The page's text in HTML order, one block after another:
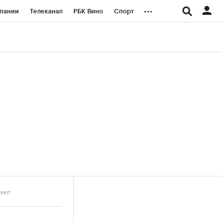
Телеканал РБК Вино Спорт ...